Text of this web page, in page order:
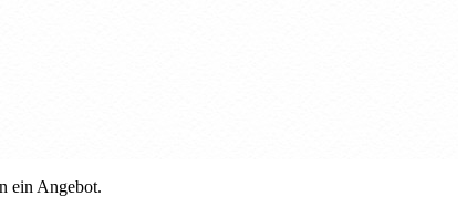
ein Angebot.